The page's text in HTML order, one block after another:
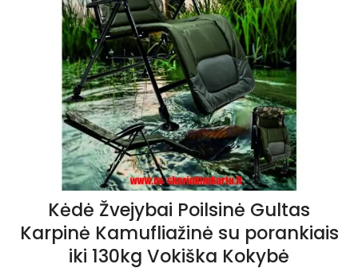
Kėdė Žvejybai Poilsinė Gultas
Karpinė Kamufliažinė su porankiais
iki 130kg Vokiška Kokybė